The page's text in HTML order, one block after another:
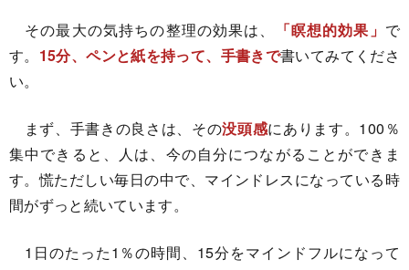
その最大の気持ちの整理の効果は、 「瞑想的効果」 で
す。 15分、ペンと紙を持って、手書きで書いてみてくださ
い。
まず、手書きの良さは、その没頭感にあります。100％
集中できると、人は、今の自分につながることができま
す。慌ただしい毎日の中で、マインドレスになっている時
間がずっと続いています。
1日のたった1％の時間、15分をマインドフルになって